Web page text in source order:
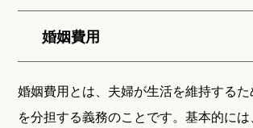
婚姻費用
婚姻費用とは、夫婦が生活を維持する
を分担する義務のことです。基本的に